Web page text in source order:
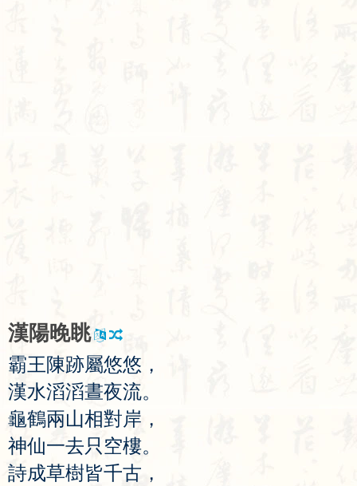
漢陽晚眺
霸王陳跡屬悠悠 ，
漢水滔滔晝夜流。
龜鶴兩山相對岸 ，
神仙一去只 空樓。
詩成草樹皆千古 ，